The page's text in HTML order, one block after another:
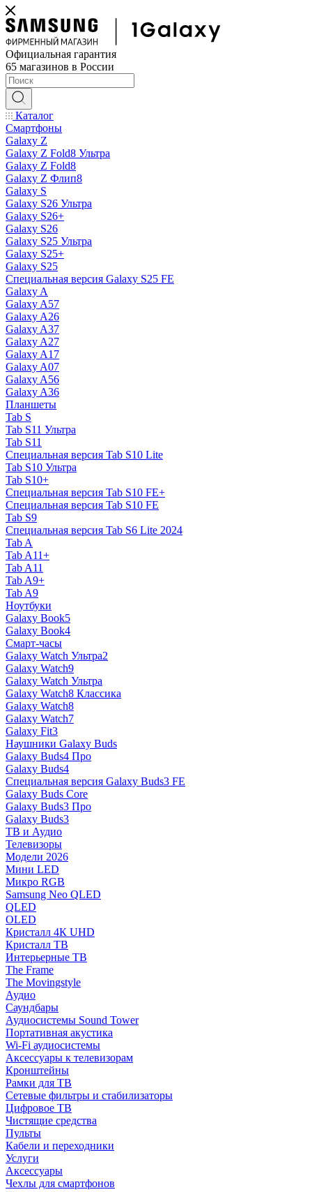
Официальная гарантия
65 магазинов в России
Каталог
Смартфоны
Galaxy Z
Galaxy Z Fold8 Ультра
Galaxy Z Fold8
Galaxy Z Флип8
Galaxy S
Galaxy S26 Ультра
Galaxy S26+
Galaxy S26
Galaxy S25 Ультра
Galaxy S25+
Galaxy S25
Специальная версия Galaxy S25 FE
Galaxy A
Galaxy A57
Galaxy A26
Galaxy A37
Galaxy A27
Galaxy A17
Galaxy A07
Galaxy A56
Galaxy A36
Планшеты
Tab S
Tab S11 Ультра
Tab S11
Специальная версия Tab S10 Lite
Tab S10 Ультра
Tab S10+
Специальная версия Tab S10 FE+
Специальная версия Tab S10 FE
Tab S9
Специальная версия Tab S6 Lite 2024
Tab A
Tab A11+
Tab A11
Tab A9+
Tab A9
Ноутбуки
Galaxy Book5
Galaxy Book4
Смарт-часы
Galaxy Watch Ультра2
Galaxy Watch9
Galaxy Watch Ультра
Galaxy Watch8 Классика
Galaxy Watch8
Galaxy Watch7
Galaxy Fit3
Наушники Galaxy Buds
Galaxy Buds4 Про
Galaxy Buds4
Специальная версия Galaxy Buds3 FE
Galaxy Buds Core
Galaxy Buds3 Про
Galaxy Buds3
ТВ и Аудио
Телевизоры
Модели 2026
Мини LED
Микро RGB
Samsung Neo QLED
QLED
OLED
Кристалл 4К UHD
Кристалл ТВ
Интерьерные ТВ
The Frame
The Movingstyle
Аудио
Саундбары
Аудиосистемы Sound Tower
Портативная акустика
Wi-Fi аудиосистемы
Аксессуары к телевизорам
Кронштейны
Рамки для ТВ
Сетевые фильтры и стабилизаторы
Цифровое ТВ
Чистящие средства
Пульты
Кабели и переходники
Услуги
Аксессуары
Чехлы для смартфонов